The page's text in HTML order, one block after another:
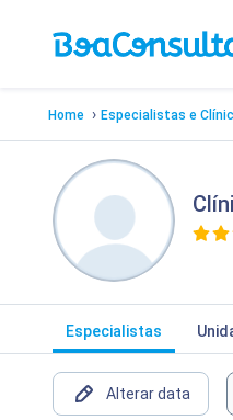
Home › Especialistas e
Especialistas
Alterar data